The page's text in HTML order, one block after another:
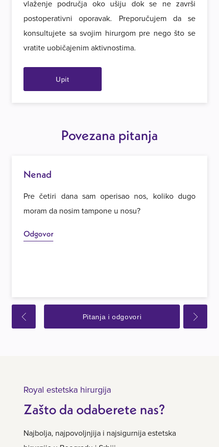
vlaženje područja oko ušiju dok se ne završi
postoperativni oporavak. Preporučujem da se
konsultujete sa svojim hirurgom pre nego što se
vratite uobičajenim aktivnostima.
Upit
Povezana pitanja
Nenad
Pre četiri dana sam operisao nos, koliko dugo
moram da nosim tampone u nosu?
Odgovor
Pitanja i odgovori
Royal estetska hirurgija
Zašto da odaberete nas?
Najbolja, najpovoljnjija i najsigurnija estetska